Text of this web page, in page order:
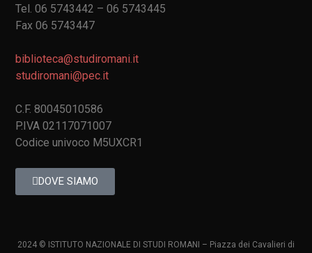
Tel. 06 5743442 – 06 5743445
Fax 06 5743447
biblioteca@studiromani.it
studiromani@pec.it
C.F. 80045010586
P.IVA 02117071007
Codice univoco M5UXCR1
DOVE SIAMO
2024 © ISTITUTO NAZIONALE DI STUDI ROMANI – Piazza dei Cavalieri di